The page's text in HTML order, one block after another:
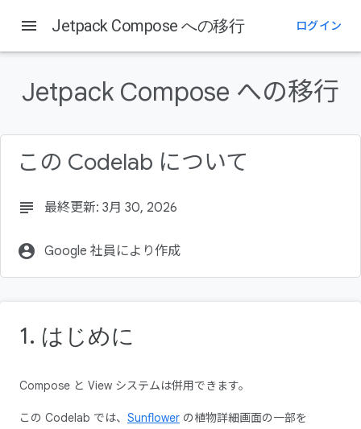
1. はじめに
学習内容
必要なもの
2. 移行戦略
menu Jetpack Compose への移行 ログイン
Jetpack Compose への移行
この Codelab について
subject 最終更新: 3月 30, 2026
account_circle Google 社員により作成
1. はじめに
Compose と View システムは併用できます。
この Codelab では、 Sunflower の植物詳細画面の一部を